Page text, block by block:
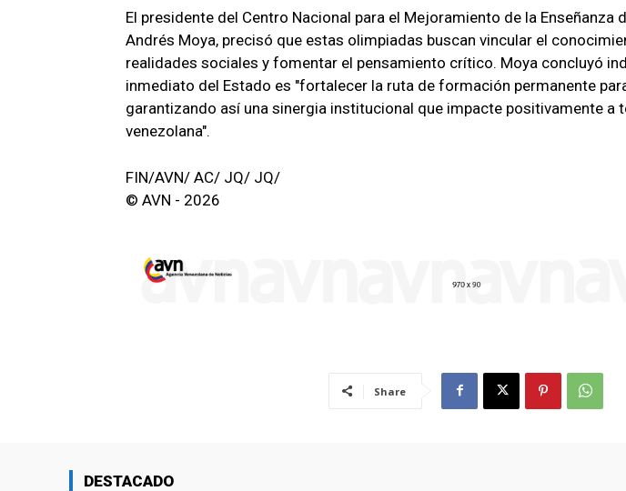
El presidente del Centro Nacional para el Mejoramiento de la Enseñanza
Andrés Moya, precisó que estas olimpiadas buscan vincular el
realidades sociales y fomentar el pensamiento crítico. Moya concluyó
inmediato del Estado es "fortalecer la ruta de formación permanente
garantizando así una sinergia institucional que impacte positivamente a
venezolana".
FIN/AVN/ AC/ JQ/ JQ/
© AVN - 2026
Share
DESTACADO